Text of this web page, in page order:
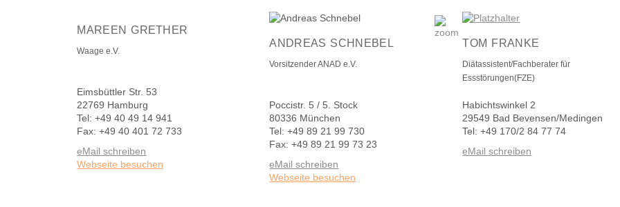
MAREEN GRETHER
Waage e.V.
Eimsbüttler Str. 53
22769 Hamburg
Tel: +49 40 49 14 941
Fax: +49 40 401 72 733
eMail schreiben
Webseite besuchen
ANDREAS SCHNEBEL
Vorsitzender ANAD e.V.
Poccistr. 5 / 5. Stock
80336 München
Tel: +49 89 21 99 730
Fax: +49 89 21 99 73 23
eMail schreiben
Webseite besuchen
TOM FRANKE
Diätassistent/Fachberater für
Essstörungen(FZE)
Habichtswinkel 2
29549 Bad Bevensen/Medingen
Tel: +49 170/2 84 77 74
eMail schreiben